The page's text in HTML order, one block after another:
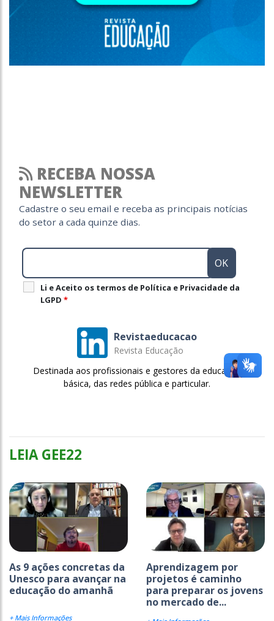
RECEBA NOSSA
NEWSLETTER
Cadastre o seu email e receba as principais notícias
do setor a cada quinze dias.
Li e Aceito os termos de Política e Privacidade da
LGPD *
Revistaeducacao
Revista Educação
Destinada aos profissionais e gestores da educação
básica, das redes pública e particular.
LEIA GEE22
As 9 ações concretas da
Unesco para avançar na
educação do amanhã
+ Mais Informações
Aprendizagem por
projetos é caminho
para preparar os jovens
no mercado de...